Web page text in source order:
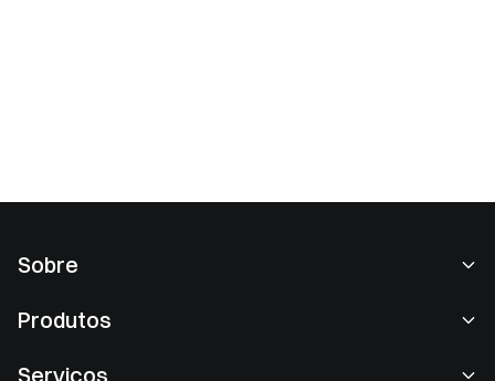
Sobre
Produtos
Serviços